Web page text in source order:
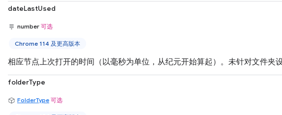
dateLastUsed
number 可选
Chrome 114 及更高版本
相应节点上次打开的时间（以毫秒为单位，从纪元开始算起）。未针对文件夹设
folderType
FolderType 可选